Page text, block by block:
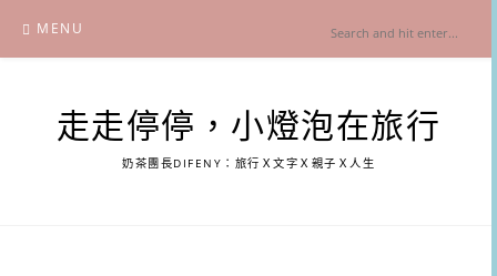
content
MENU
走走停停，小燈泡在旅行
奶茶團長DIFENY：旅行Ｘ文字Ｘ親子Ｘ人生